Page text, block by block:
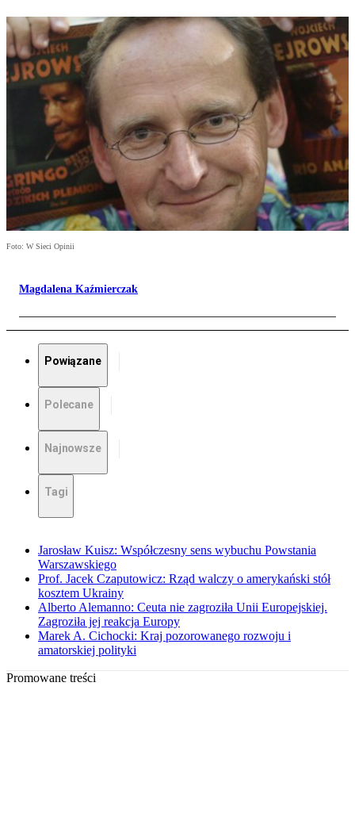
Foto: W Sieci Opinii
Magdalena Kaźmierczak
Powiązane
Polecane
Najnowsze
Tagi
Jarosław Kuisz: Współczesny sens wybuchu Powstania
Warszawskiego
Prof. Jacek Czaputowicz: Rząd walczy o amerykański stół
kosztem Ukrainy
Alberto Alemanno: Ceuta nie zagroziła Unii Europejskiej.
Zagroziła jej reakcja Europy
Marek A. Cichocki: Kraj pozorowanego rozwoju i
amatorskiej polityki
Promowane treści